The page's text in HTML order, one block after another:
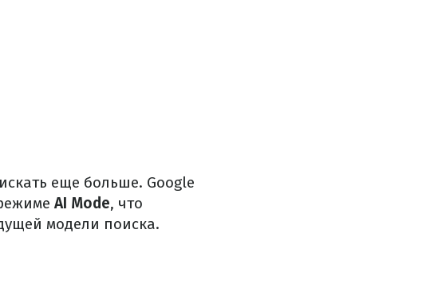
еще больше. Google
AI Mode, что
модели поиска.